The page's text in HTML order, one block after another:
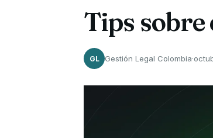
Tips
GL Gestión Legal Colombia·